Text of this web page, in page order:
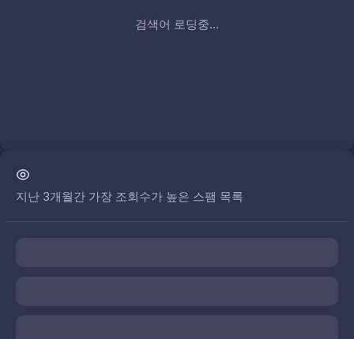
검색어 로딩중...
지난 3개월간 가장 조회수가 높은 스팸 목록